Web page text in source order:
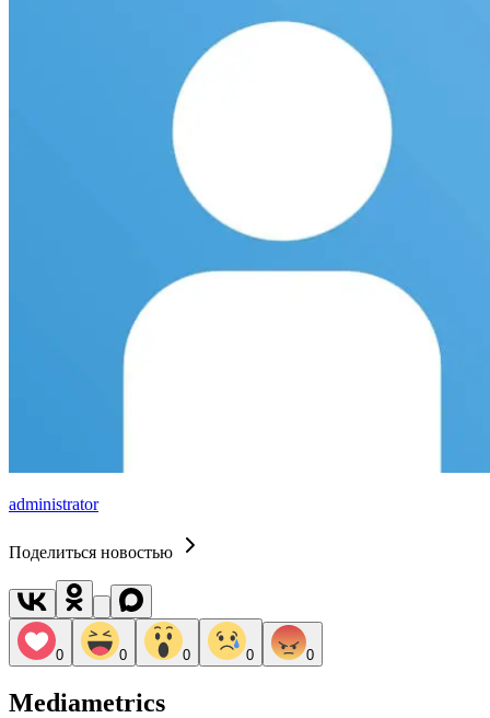
administrator
Поделиться новостью
0 0 0 0 0
Mediametrics